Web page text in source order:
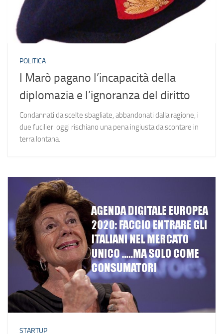
POLITICA
I Marò pagano l’incapacità della
diplomazia e l’ignoranza del diritto
Condannati da scelte sbagliate, abbandonati dalla ragione, i
due fucilieri oggi rischiano una pena ingiusta da scontare in
terra lontana.
STARTUP